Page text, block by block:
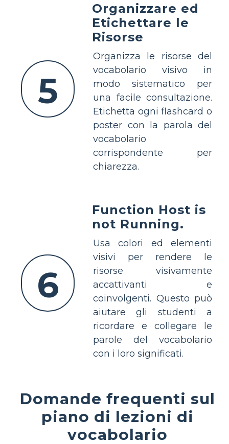
5
Organizzare ed
Etichettare le
Risorse
Organizza le risorse del
vocabolario visivo in
modo sistematico per
una facile consultazione.
Etichetta ogni flashcard o
poster con la parola del
vocabolario
corrispondente per
chiarezza.
6
Function Host is
not Running.
Usa colori ed elementi
visivi per rendere le
risorse visivamente
accattivanti e
coinvolgenti. Questo può
aiutare gli studenti a
ricordare e collegare le
parole del vocabolario
con i loro significati.
Domande frequenti sul
piano di lezioni di
vocabolario